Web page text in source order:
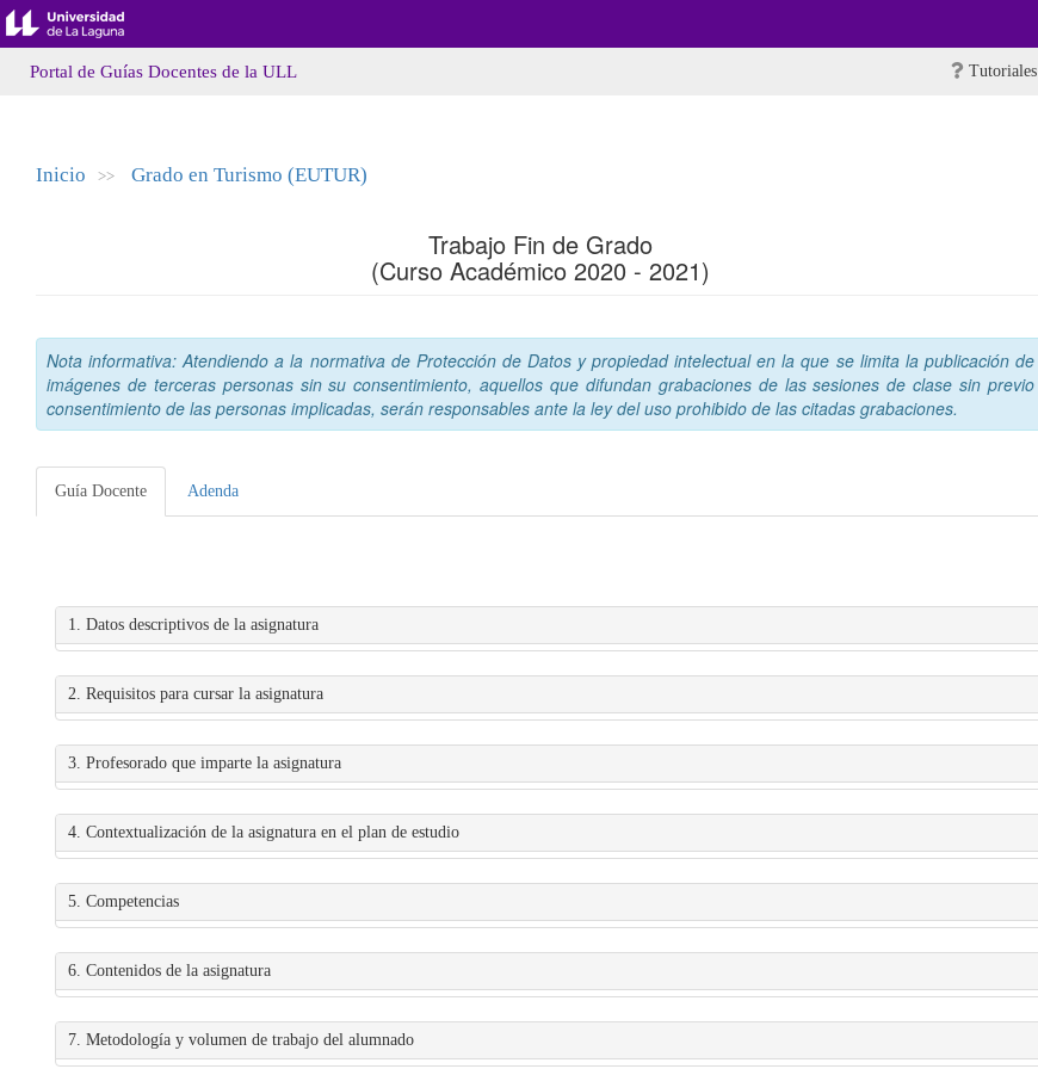
Portal de Guías Docentes de la ULL Tutoriales
Inicio >> Grado en Turismo (EUTUR)
Trabajo Fin de Grado
(Curso Académico 2020 - 2021)
Nota informativa: Atendiendo a la normativa de Protección de Datos y propiedad intelectual en la que se limita la publicación de
imágenes de terceras personas sin su consentimiento, aquellos que difundan grabaciones de las sesiones de clase sin previo
consentimiento de las personas implicadas, serán responsables ante la ley del uso prohibido de las citadas grabaciones.
Guía Docente Adenda
1. Datos descriptivos de la asignatura
2. Requisitos para cursar la asignatura
3. Profesorado que imparte la asignatura
4. Contextualización de la asignatura en el plan de estudio
5. Competencias
6. Contenidos de la asignatura
7. Metodología y volumen de trabajo del alumnado